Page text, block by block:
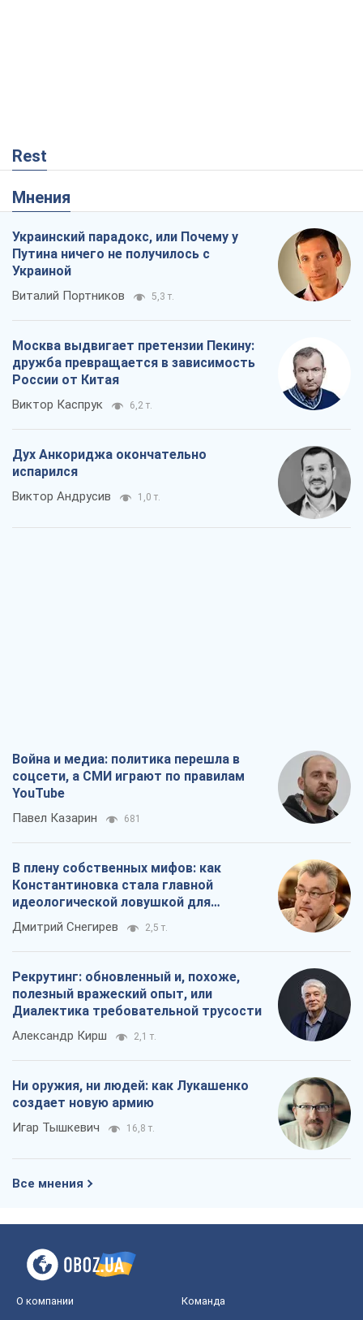
Rest
Мнения
Украинский парадокс, или Почему у
Путина ничего не получилось с
Украиной
Виталий Портников 5,3 т.
Москва выдвигает претензии Пекину:
дружба превращается в зависимость
России от Китая
Виктор Каспрук 6,2 т.
Дух Анкориджа окончательно
испарился
Виктор Андрусив 1,0 т.
Война и медиа: политика перешла в
соцсети, а СМИ играют по правилам
YouTube
Павел Казарин 681
В плену собственных мифов: как
Константиновка стала главной
идеологической ловушкой для
российских оккупантов
Дмитрий Снегирев 2,5 т.
Рекрутинг: обновленный и, похоже,
полезный вражеский опыт, или
Диалектика требовательной трусости
Александр Кирш 2,1 т.
Ни оружия, ни людей: как Лукашенко
создает новую армию
Игар Тышкевич 16,8 т.
Все мнения
О компании Команда